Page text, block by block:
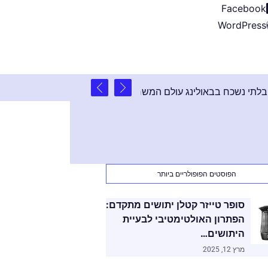
Facebook
WordPress
אירוע פרטי בלתי נשכח בבאולינג עולם המשחקים
הפוסטים הפופולריים ביותר
סופר טייזר קטלן יתושים מתקדם:
הפתרון האולטימטיבי לבעיית
היתושים…
מרץ 12, 2025